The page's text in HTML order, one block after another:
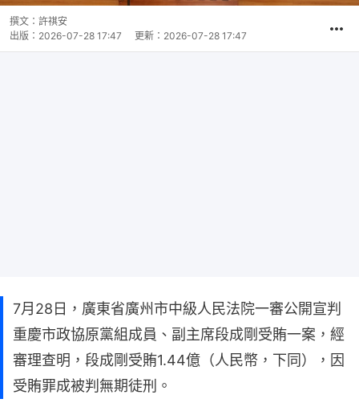
撰文： 許祺安
出版： 2026-07-28 17:47 更新： 2026-07-28 17:47
7月28日，廣東省廣州市中級人民法院一審公開宣判
重慶市政協原黨組成員、副主席段成剛受賄一案，經
審理查明，段成剛受賄1.44億（人民幣，下同），因
受賄罪成被判無期徒刑。